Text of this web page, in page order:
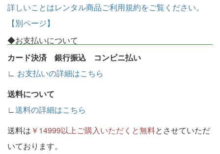
詳しいことはレンタル商品ご利用規約をご覧ください。
【別ページ】
◆お支払いについて
カード決済 銀行振込 コンビニ払い
∟ お支払いの詳細はこちら
送料について
∟送料の詳細はこちら
送料は ￥14999以上ご購入いただくと無料とさせていただ
いております。